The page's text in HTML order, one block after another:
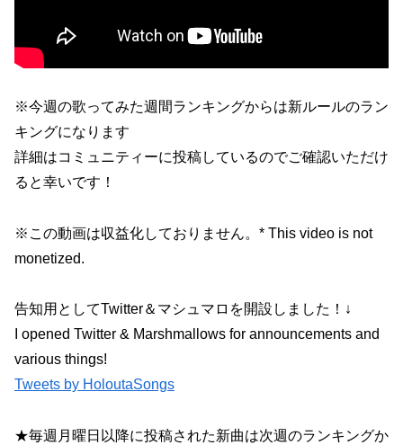
※今週の歌ってみた週間ランキングからは新ルールのラン
キングになります
詳細はコミュニティーに投稿しているのでご確認いただけ
ると幸いです！
※この動画は収益化しておりません。* This video is not
monetized.
告知用としてTwitter＆マシュマロを開設しました！↓
I opened Twitter & Marshmallows for announcements and
various things!
Tweets by HoloutaSongs
★毎週月曜日以降に投稿された新曲は次週のランキングか